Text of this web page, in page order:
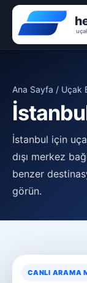
Ana Sayfa / Uçak
İstanbul için
dışı merkez
benzer
görün.
CANLI ARAMA